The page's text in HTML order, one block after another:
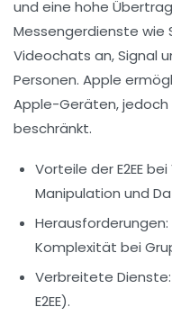
und eine hohe
Messengerdienste wie
Videochats an, Signal
Personen. Apple
Apple-Geräten,
beschränkt.
Vorteile der E2EE
Manipulation und
Herausforderungen:
Komplexität bei
Verbreitete Dienste:
E2EE).